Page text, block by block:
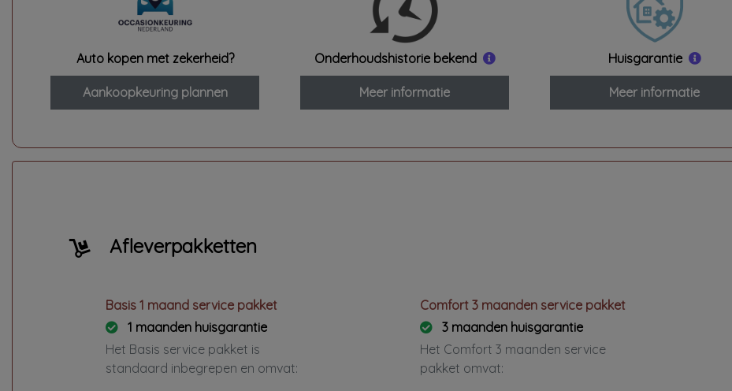
Auto kopen met zekerheid?
Aankoopkeuring plannen
Onderhoudshistorie bekend
Meer informatie
Huisgarantie
Meer informatie
Afleverpakketten
Basis 1 maand service pakket
1 maanden huisgarantie
Het Basis service pakket is
standaard inbegrepen en omvat:
Comfort 3 maanden service pakket
3 maanden huisgarantie
Het Comfort 3 maanden service
pakket omvat: